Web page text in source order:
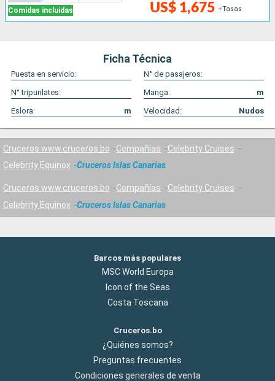
Comidas incluidas US$ 1,675 +Tasas
Ficha Técnica
Puesta en servicio:
N° de pasajeros:
N° tripunlates:
Manga:
m
Eslora:
m Velocidad: Nudos
Cruceros www.cruceros.bo Compañías
Celebrity Cruises
Celebrity Equinox
Cruceros Islas Canarias
Cruceros www.cruceros.bo Compañías
Celebrity Cruises
Celebrity Equinox
Cruceros Islas Canarias
Barcos más populares
MSC World Europa
Icon of the Seas
Costa Toscana
Cruceros.bo
¿Quiénes somos?
Preguntas frecuentes
Condiciones generales de venta